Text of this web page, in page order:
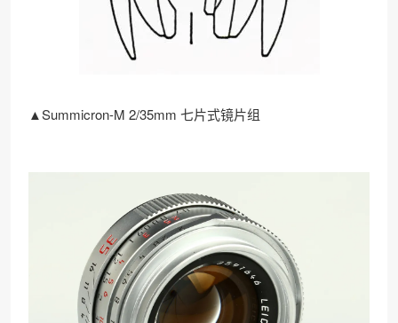
▲Summicron-M 2/35mm 七片式镜片组